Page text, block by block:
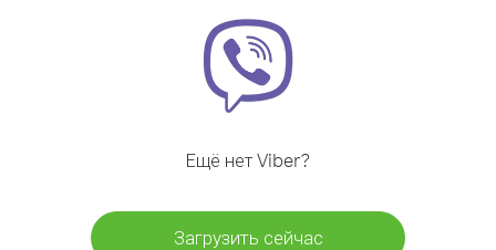
Ещё нет Viber?
Загрузить сейчас